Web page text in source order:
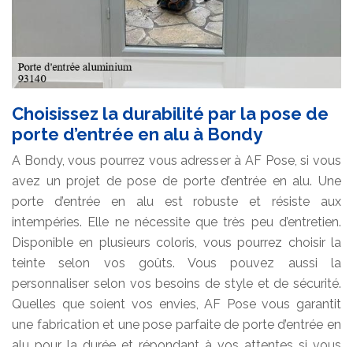
Choisissez la durabilité par la pose de
porte d’entrée en alu à Bondy
A Bondy, vous pourrez vous adresser à AF Pose, si vous
avez un projet de pose de porte d’entrée en alu. Une
porte d’entrée en alu est robuste et résiste aux
intempéries. Elle ne nécessite que très peu d’entretien.
Disponible en plusieurs coloris, vous pourrez choisir la
teinte selon vos goûts. Vous pouvez aussi la
personnaliser selon vos besoins de style et de sécurité.
Quelles que soient vos envies, AF Pose vous garantit
une fabrication et une pose parfaite de porte d’entrée en